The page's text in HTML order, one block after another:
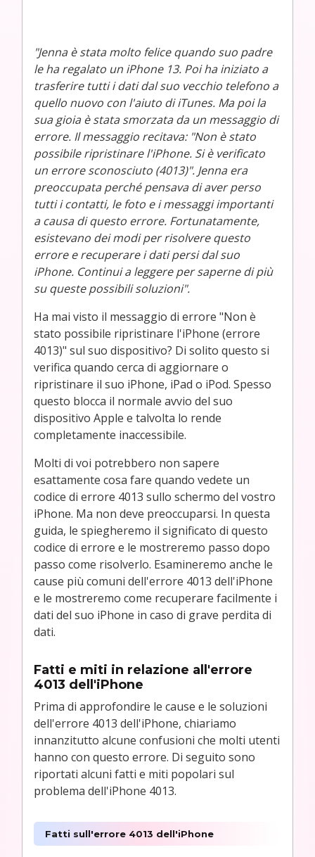
"Jenna è stata molto felice quando suo padre
le ha regalato un iPhone 13. Poi ha iniziato a
trasferire tutti i dati dal suo vecchio telefono a
quello nuovo con l'aiuto di iTunes. Ma poi la
sua gioia è stata smorzata da un messaggio di
errore. Il messaggio recitava: "Non è stato
possibile ripristinare l'iPhone. Si è verificato
un errore sconosciuto (4013)". Jenna era
preoccupata perché pensava di aver perso
tutti i contatti, le foto e i messaggi importanti
a causa di questo errore. Fortunatamente,
esistevano dei modi per risolvere questo
errore e recuperare i dati persi dal suo
iPhone. Continui a leggere per saperne di più
su queste possibili soluzioni".
Ha mai visto il messaggio di errore "Non è
stato possibile ripristinare l'iPhone (errore
4013)" sul suo dispositivo? Di solito questo si
verifica quando cerca di aggiornare o
ripristinare il suo iPhone, iPad o iPod. Spesso
questo blocca il normale avvio del suo
dispositivo Apple e talvolta lo rende
completamente inaccessibile.
Molti di voi potrebbero non sapere
esattamente cosa fare quando vedete un
codice di errore 4013 sullo schermo del vostro
iPhone. Ma non deve preoccuparsi. In questa
guida, le spiegheremo il significato di questo
codice di errore e le mostreremo passo dopo
passo come risolverlo. Esamineremo anche le
cause più comuni dell'errore 4013 dell'iPhone
e le mostreremo come recuperare facilmente i
dati del suo iPhone in caso di grave perdita di
dati.
Fatti e miti in relazione all'errore
4013 dell'iPhone
Prima di approfondire le cause e le soluzioni
dell'errore 4013 dell'iPhone, chiariamo
innanzitutto alcune confusioni che molti utenti
hanno con questo errore. Di seguito sono
riportati alcuni fatti e miti popolari sul
problema dell'iPhone 4013.
Fatti sull'errore 4013 dell'iPhone